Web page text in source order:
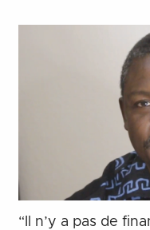
“Il n’y a pas de